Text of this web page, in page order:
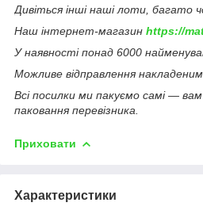
Дивіться інші наші лоти, багато
Наш інтернет-магазин https://
У наявності понад 6000
Можливе відправлення
Всі посилки ми пакуємо самі —
паковання перевізника.
Приховати
Характеристики